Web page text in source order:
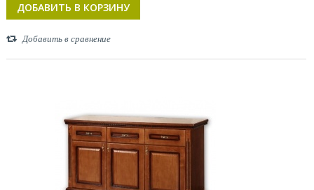
ДОБАВИТЬ В КОРЗИНУ
Добавить в сравнение